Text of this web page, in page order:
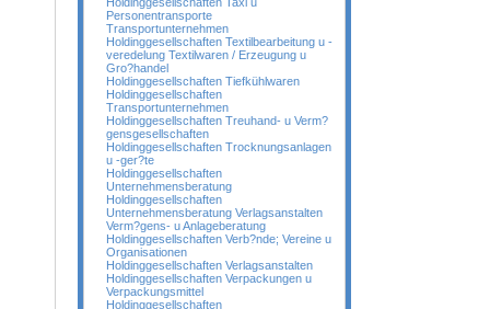
Personentransporte
Transportunternehmen
Holdinggesellschaften Textilbearbeitung u -
veredelung Textilwaren / Erzeugung u
Gro?handel
Holdinggesellschaften Tiefkühlwaren
Holdinggesellschaften
Transportunternehmen
Holdinggesellschaften Treuhand- u Verm?
gensgesellschaften
Holdinggesellschaften Trocknungsanlagen
u -ger?te
Holdinggesellschaften
Unternehmensberatung
Holdinggesellschaften
Unternehmensberatung Verlagsanstalten
Verm?gens- u Anlageberatung
Holdinggesellschaften Verb?nde; Vereine u
Organisationen
Holdinggesellschaften Verlagsanstalten
Holdinggesellschaften Verpackungen u
Verpackungsmittel
Holdinggesellschaften